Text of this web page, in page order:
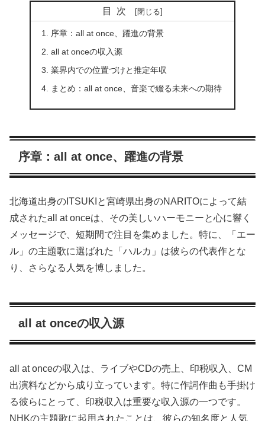
目次
序章：all at once、躍進の背景
all at onceの収入源
業界内での位置づけと推定年収
まとめ：all at once、音楽で綴る未来への期待
序章：all at once、躍進の背景
北海道出身のITSUKIと宮崎県出身のNARITOによって結
成されたall at onceは、その美しいハーモニーと心に響く
メッセージで、短期間で注目を集めました。特に、「エー
ル」の主題歌に選ばれた「ハルカ」は彼らの代表作とな
り、さらなる人気を博しました。
all at onceの収入源
all at onceの収入は、ライブやCDの売上、印税収入、CM
出演料などから成り立っています。特に作詞作曲も手掛け
る彼らにとって、印税収入は重要な収入源の一つです。
NHKの主題歌に起用されたことは、彼らの知名度と人気